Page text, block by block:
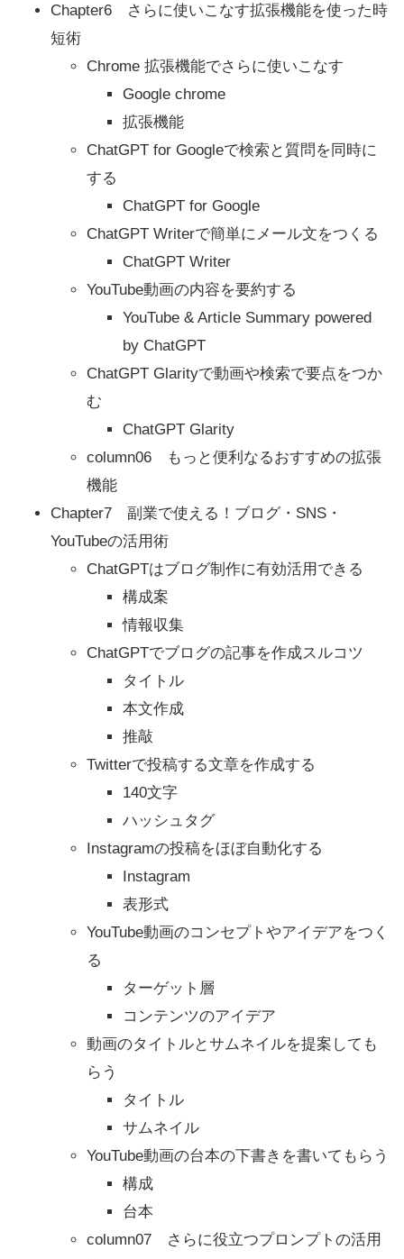
Chapter6 さらに使いこなす拡張機能を使った時
短術
Chrome 拡張機能でさらに使いこなす
Google chrome
拡張機能
ChatGPT for Googleで検索と質問を同時に
する
ChatGPT for Google
ChatGPT Writerで簡単にメール文をつくる
ChatGPT Writer
YouTube動画の内容を要約する
YouTube & Article Summary powered
by ChatGPT
ChatGPT Glarityで動画や検索で要点をつか
む
ChatGPT Glarity
column06 もっと便利なるおすすめの拡張
機能
Chapter7 副業で使える！ブログ・SNS・
YouTubeの活用術
ChatGPTはブログ制作に有効活用できる
構成案
情報収集
ChatGPTでブログの記事を作成スルコツ
タイトル
本文作成
推敲
Twitterで投稿する文章を作成する
140文字
ハッシュタグ
Instagramの投稿をほぼ自動化する
Instagram
表形式
YouTube動画のコンセプトやアイデアをつく
る
ターゲット層
コンテンツのアイデア
動画のタイトルとサムネイルを提案しても
らう
タイトル
サムネイル
YouTube動画の台本の下書きを書いてもらう
構成
台本
column07 さらに役立つプロンプトの活用